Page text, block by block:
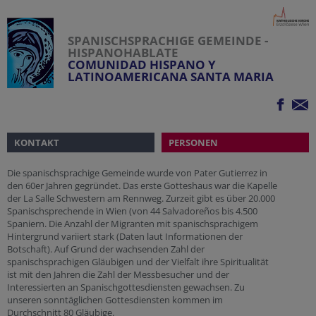
SPANISCHSPRACHIGE GEMEINDE -
HISPANOHABLATE
COMUNIDAD HISPANO Y
LATINOAMERICANA SANTA MARIA
KONTAKT PERSONEN
Die spanischsprachige Gemeinde wurde von Pater Gutierrez in
den 60er Jahren gegründet. Das erste Gotteshaus war die Kapelle
der La Salle Schwestern am Rennweg. Zurzeit gibt es über 20.000
Spanischsprechende in Wien (von 44 Salvadoreños bis 4.500
Spaniern. Die Anzahl der Migranten mit spanischsprachigem
Hintergrund variiert stark (Daten laut Informationen der
Botschaft). Auf Grund der wachsenden Zahl der
spanischsprachigen Gläubigen und der Vielfalt ihre Spiritualität
ist mit den Jahren die Zahl der Messbesucher und der
Interessierten an Spanischgottesdiensten gewachsen. Zu
unseren sonntäglichen Gottesdiensten kommen im
Durchschnitt 80 Gläubige.